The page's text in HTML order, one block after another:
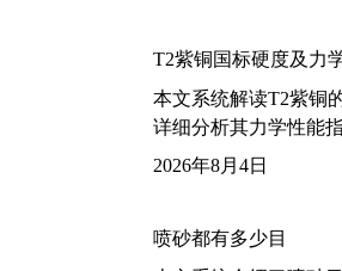
T2紫铜国标硬度及力
本文系统解读T2紫铜
详细分析其力学性能
2026年8月4日
喷砂都有多少目